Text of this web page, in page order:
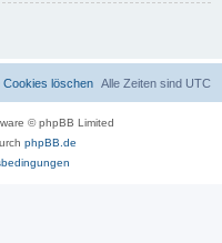
Alle Zeiten sind UTC
Cookies löschen
© phpBB Limited
phpBB.de